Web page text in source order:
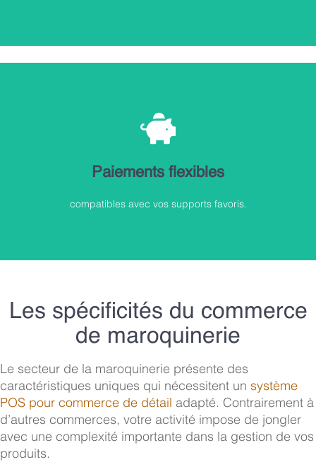
Paiements flexibles
compatibles avec vos supports favoris.
Terminaux et paiements variés
Encaissements sur tablette ou en caisse, flexibles avec
Découvrir
Les spécificités du commerce
de maroquinerie
Le secteur de la maroquinerie présente des
caractéristiques uniques qui nécessitent un système
POS pour commerce de détail adapté. Contrairement à
d’autres commerces, votre activité impose de jongler
avec une complexité importante dans la gestion de vos
produits.